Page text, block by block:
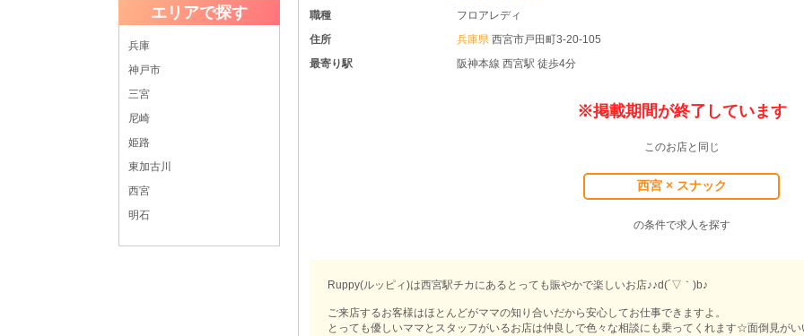
エリアで探す
兵庫
神戸市
三宮
尼崎
姫路
東加古川
西宮
明石
職種
フロアレディ
住所
兵庫県西宮市戸田町3-20-105
最寄り駅
阪神本線 西宮駅 徒歩4分
※掲載期間が終了しています
このお店と同じ
西宮 × スナック
の条件で求人を探す
Ruppy(ルッピィ)は西宮駅チカにあるとっても賑やかで楽しいお店♪♪d(´▽｀)b♪
ご来店するお客様はほとんどがママの知り合いだから安心してお仕事できますよ。
とっても優しいママとスタッフがいるお店は仲良しで色々な相談にも乗ってくれます☆面倒見が